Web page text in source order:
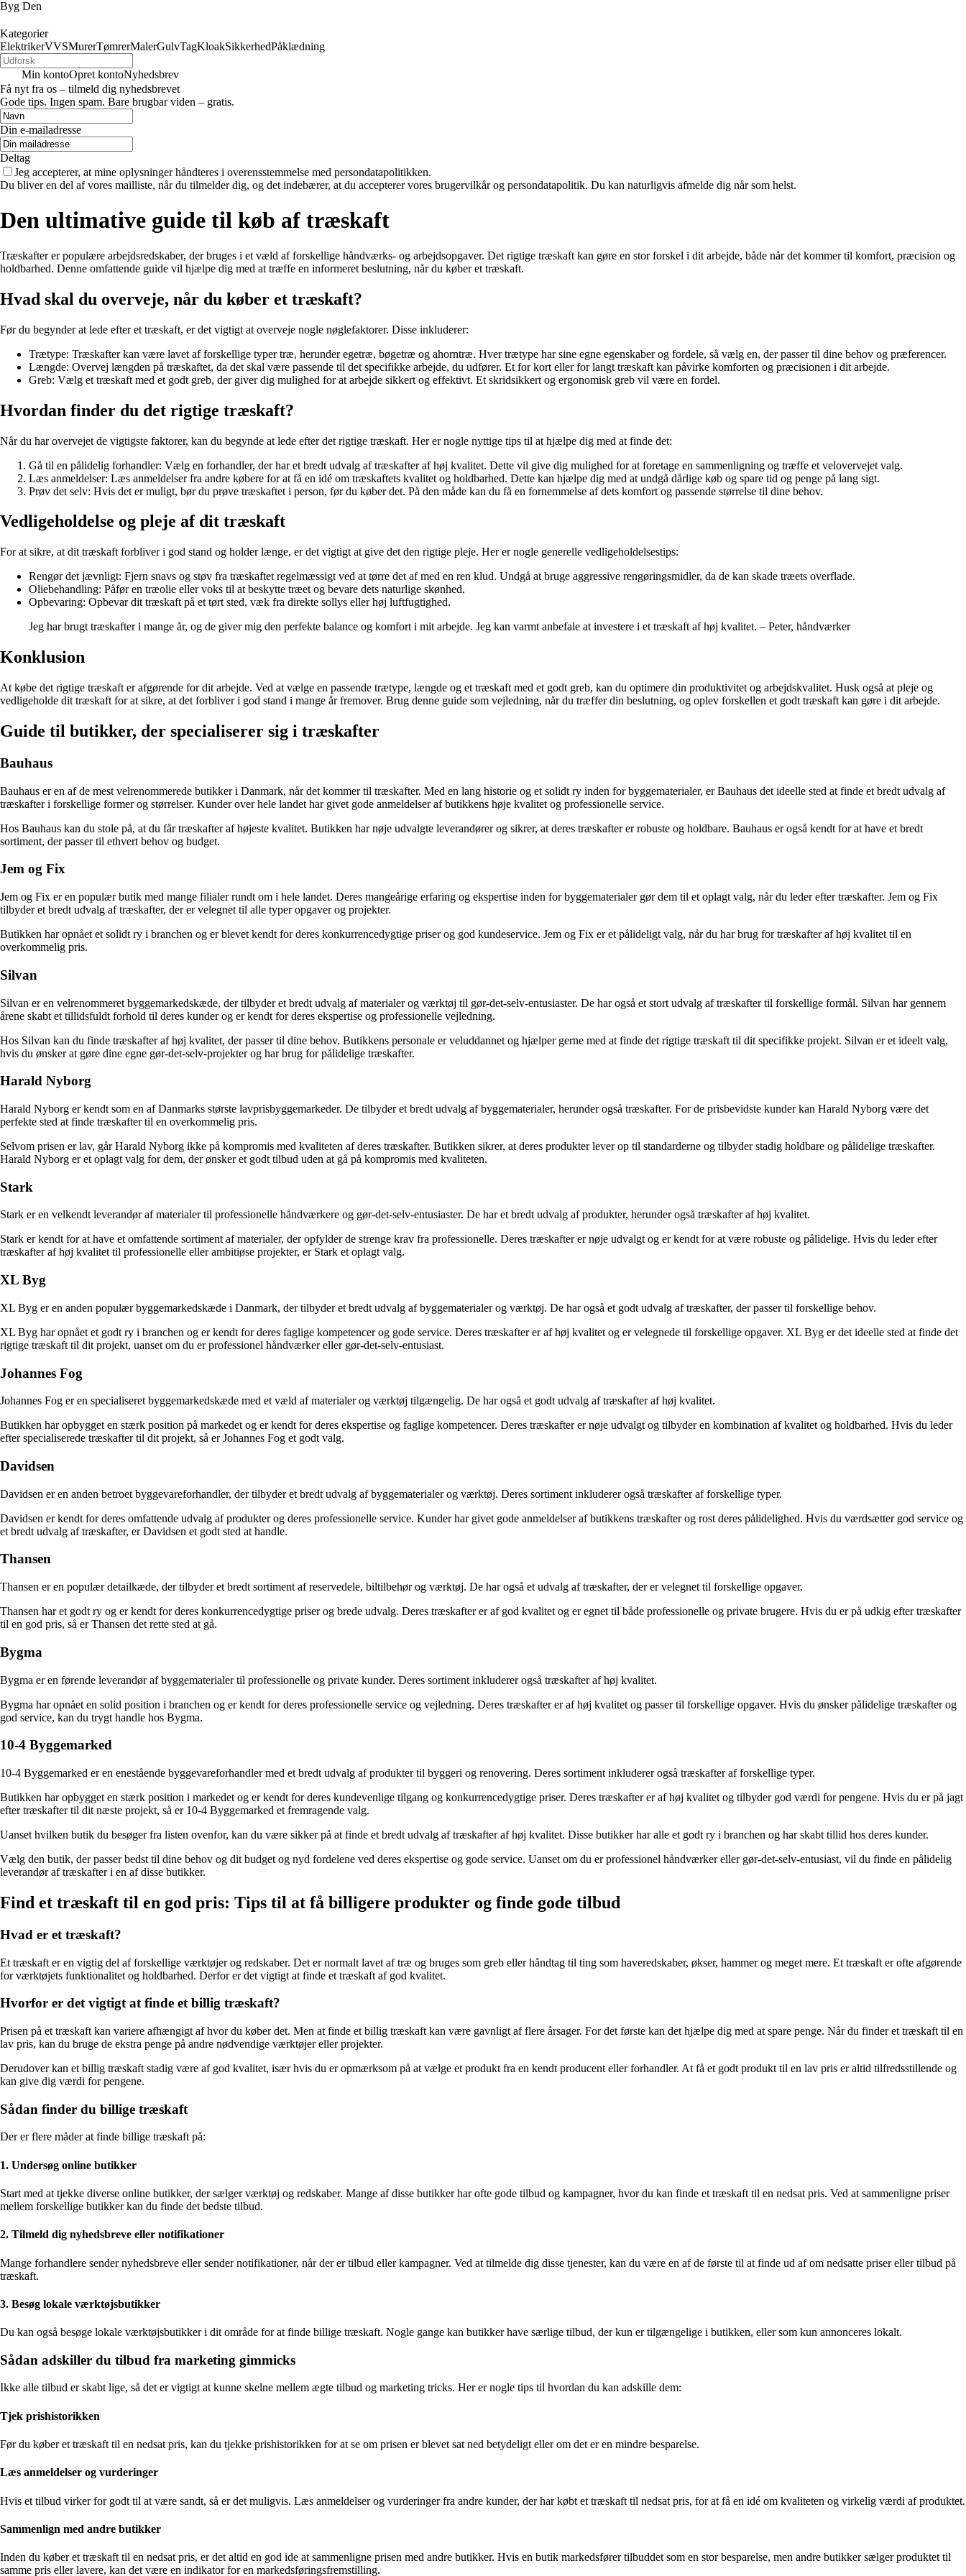
Byg Den
Kategorier
ElektrikerVVSMurerTømrerMalerGulvTagKloakSikkerhedPåklædning
Min kontoOpret kontoNyhedsbrev
Få nyt fra os – tilmeld dig nyhedsbrevet
Gode tips. Ingen spam. Bare brugbar viden – gratis.
Din e-mailadresse
Deltag
Jeg accepterer, at mine oplysninger håndteres i overensstemmelse med persondatapolitikken.
Du bliver en del af vores mailliste, når du tilmelder dig, og det indebærer, at du accepterer vores brugervilkår og persondatapolitik. Du kan naturligvis afmelde dig når som helst.
Den ultimative guide til køb af træskaft
Træskafter er populære arbejdsredskaber, der bruges i et væld af forskellige håndværks- og arbejdsopgaver. Det rigtige træskaft kan gøre en stor forskel i dit arbejde, både når det kommer til komfort, præcision og
holdbarhed. Denne omfattende guide vil hjælpe dig med at træffe en informeret beslutning, når du køber et træskaft.
Hvad skal du overveje, når du køber et træskaft?
Før du begynder at lede efter et træskaft, er det vigtigt at overveje nogle nøglefaktorer. Disse inkluderer:
Trætype: Træskafter kan være lavet af forskellige typer træ, herunder egetræ, bøgetræ og ahorntræ. Hver trætype har sine egne egenskaber og fordele, så vælg en, der passer til dine behov og præferencer.
Længde: Overvej længden på træskaftet, da det skal være passende til det specifikke arbejde, du udfører. Et for kort eller for langt træskaft kan påvirke komforten og præcisionen i dit arbejde.
Greb: Vælg et træskaft med et godt greb, der giver dig mulighed for at arbejde sikkert og effektivt. Et skridsikkert og ergonomisk greb vil være en fordel.
Hvordan finder du det rigtige træskaft?
Når du har overvejet de vigtigste faktorer, kan du begynde at lede efter det rigtige træskaft. Her er nogle nyttige tips til at hjælpe dig med at finde det:
Gå til en pålidelig forhandler: Vælg en forhandler, der har et bredt udvalg af træskafter af høj kvalitet. Dette vil give dig mulighed for at foretage en sammenligning og træffe et velovervejet valg.
Læs anmeldelser: Læs anmeldelser fra andre købere for at få en idé om træskaftets kvalitet og holdbarhed. Dette kan hjælpe dig med at undgå dårlige køb og spare tid og penge på lang sigt.
Prøv det selv: Hvis det er muligt, bør du prøve træskaftet i person, før du køber det. På den måde kan du få en fornemmelse af dets komfort og passende størrelse til dine behov.
Vedligeholdelse og pleje af dit træskaft
For at sikre, at dit træskaft forbliver i god stand og holder længe, er det vigtigt at give det den rigtige pleje. Her er nogle generelle vedligeholdelsestips:
Rengør det jævnligt: Fjern snavs og støv fra træskaftet regelmæssigt ved at tørre det af med en ren klud. Undgå at bruge aggressive rengøringsmidler, da de kan skade træets overflade.
Oliebehandling: Påfør en træolie eller voks til at beskytte træet og bevare dets naturlige skønhed.
Opbevaring: Opbevar dit træskaft på et tørt sted, væk fra direkte sollys eller høj luftfugtighed.
Jeg har brugt træskafter i mange år, og de giver mig den perfekte balance og komfort i mit arbejde. Jeg kan varmt anbefale at investere i et træskaft af høj kvalitet. – Peter, håndværker
Konklusion
At købe det rigtige træskaft er afgørende for dit arbejde. Ved at vælge en passende trætype, længde og et træskaft med et godt greb, kan du optimere din produktivitet og arbejdskvalitet. Husk også at pleje og
vedligeholde dit træskaft for at sikre, at det forbliver i god stand i mange år fremover. Brug denne guide som vejledning, når du træffer din beslutning, og oplev forskellen et godt træskaft kan gøre i dit arbejde.
Guide til butikker, der specialiserer sig i træskafter
Bauhaus
Bauhaus er en af de mest velrenommerede butikker i Danmark, når det kommer til træskafter. Med en lang historie og et solidt ry inden for byggematerialer, er Bauhaus det ideelle sted at finde et bredt udvalg af
træskafter i forskellige former og størrelser. Kunder over hele landet har givet gode anmeldelser af butikkens høje kvalitet og professionelle service.
Hos Bauhaus kan du stole på, at du får træskafter af højeste kvalitet. Butikken har nøje udvalgte leverandører og sikrer, at deres træskafter er robuste og holdbare. Bauhaus er også kendt for at have et bredt
sortiment, der passer til ethvert behov og budget.
Jem og Fix
Jem og Fix er en populær butik med mange filialer rundt om i hele landet. Deres mangeårige erfaring og ekspertise inden for byggematerialer gør dem til et oplagt valg, når du leder efter træskafter. Jem og Fix
tilbyder et bredt udvalg af træskafter, der er velegnet til alle typer opgaver og projekter.
Butikken har opnået et solidt ry i branchen og er blevet kendt for deres konkurrencedygtige priser og god kundeservice. Jem og Fix er et pålideligt valg, når du har brug for træskafter af høj kvalitet til en
overkommelig pris.
Silvan
Silvan er en velrenommeret byggemarkedskæde, der tilbyder et bredt udvalg af materialer og værktøj til gør-det-selv-entusiaster. De har også et stort udvalg af træskafter til forskellige formål. Silvan har gennem
årene skabt et tillidsfuldt forhold til deres kunder og er kendt for deres ekspertise og professionelle vejledning.
Hos Silvan kan du finde træskafter af høj kvalitet, der passer til dine behov. Butikkens personale er veluddannet og hjælper gerne med at finde det rigtige træskaft til dit specifikke projekt. Silvan er et ideelt valg,
hvis du ønsker at gøre dine egne gør-det-selv-projekter og har brug for pålidelige træskafter.
Harald Nyborg
Harald Nyborg er kendt som en af Danmarks største lavprisbyggemarkeder. De tilbyder et bredt udvalg af byggematerialer, herunder også træskafter. For de prisbevidste kunder kan Harald Nyborg være det
perfekte sted at finde træskafter til en overkommelig pris.
Selvom prisen er lav, går Harald Nyborg ikke på kompromis med kvaliteten af deres træskafter. Butikken sikrer, at deres produkter lever op til standarderne og tilbyder stadig holdbare og pålidelige træskafter.
Harald Nyborg er et oplagt valg for dem, der ønsker et godt tilbud uden at gå på kompromis med kvaliteten.
Stark
Stark er en velkendt leverandør af materialer til professionelle håndværkere og gør-det-selv-entusiaster. De har et bredt udvalg af produkter, herunder også træskafter af høj kvalitet.
Stark er kendt for at have et omfattende sortiment af materialer, der opfylder de strenge krav fra professionelle. Deres træskafter er nøje udvalgt og er kendt for at være robuste og pålidelige. Hvis du leder efter
træskafter af høj kvalitet til professionelle eller ambitiøse projekter, er Stark et oplagt valg.
XL Byg
XL Byg er en anden populær byggemarkedskæde i Danmark, der tilbyder et bredt udvalg af byggematerialer og værktøj. De har også et godt udvalg af træskafter, der passer til forskellige behov.
XL Byg har opnået et godt ry i branchen og er kendt for deres faglige kompetencer og gode service. Deres træskafter er af høj kvalitet og er velegnede til forskellige opgaver. XL Byg er det ideelle sted at finde det
rigtige træskaft til dit projekt, uanset om du er professionel håndværker eller gør-det-selv-entusiast.
Johannes Fog
Johannes Fog er en specialiseret byggemarkedskæde med et væld af materialer og værktøj tilgængelig. De har også et godt udvalg af træskafter af høj kvalitet.
Butikken har opbygget en stærk position på markedet og er kendt for deres ekspertise og faglige kompetencer. Deres træskafter er nøje udvalgt og tilbyder en kombination af kvalitet og holdbarhed. Hvis du leder
efter specialiserede træskafter til dit projekt, så er Johannes Fog et godt valg.
Davidsen
Davidsen er en anden betroet byggevareforhandler, der tilbyder et bredt udvalg af byggematerialer og værktøj. Deres sortiment inkluderer også træskafter af forskellige typer.
Davidsen er kendt for deres omfattende udvalg af produkter og deres professionelle service. Kunder har givet gode anmeldelser af butikkens træskafter og rost deres pålidelighed. Hvis du værdsætter god service og
et bredt udvalg af træskafter, er Davidsen et godt sted at handle.
Thansen
Thansen er en populær detailkæde, der tilbyder et bredt sortiment af reservedele, biltilbehør og værktøj. De har også et udvalg af træskafter, der er velegnet til forskellige opgaver.
Thansen har et godt ry og er kendt for deres konkurrencedygtige priser og brede udvalg. Deres træskafter er af god kvalitet og er egnet til både professionelle og private brugere. Hvis du er på udkig efter træskafter
til en god pris, så er Thansen det rette sted at gå.
Bygma
Bygma er en førende leverandør af byggematerialer til professionelle og private kunder. Deres sortiment inkluderer også træskafter af høj kvalitet.
Bygma har opnået en solid position i branchen og er kendt for deres professionelle service og vejledning. Deres træskafter er af høj kvalitet og passer til forskellige opgaver. Hvis du ønsker pålidelige træskafter og
god service, kan du trygt handle hos Bygma.
10-4 Byggemarked
10-4 Byggemarked er en enestående byggevareforhandler med et bredt udvalg af produkter til byggeri og renovering. Deres sortiment inkluderer også træskafter af forskellige typer.
Butikken har opbygget en stærk position i markedet og er kendt for deres kundevenlige tilgang og konkurrencedygtige priser. Deres træskafter er af høj kvalitet og tilbyder god værdi for pengene. Hvis du er på jagt
efter træskafter til dit næste projekt, så er 10-4 Byggemarked et fremragende valg.
Uanset hvilken butik du besøger fra listen ovenfor, kan du være sikker på at finde et bredt udvalg af træskafter af høj kvalitet. Disse butikker har alle et godt ry i branchen og har skabt tillid hos deres kunder.
Vælg den butik, der passer bedst til dine behov og dit budget og nyd fordelene ved deres ekspertise og gode service. Uanset om du er professionel håndværker eller gør-det-selv-entusiast, vil du finde en pålidelig
leverandør af træskafter i en af disse butikker.
Find et træskaft til en god pris: Tips til at få billigere produkter og finde gode tilbud
Hvad er et træskaft?
Et træskaft er en vigtig del af forskellige værktøjer og redskaber. Det er normalt lavet af træ og bruges som greb eller håndtag til ting som haveredskaber, økser, hammer og meget mere. Et træskaft er ofte afgørende
for værktøjets funktionalitet og holdbarhed. Derfor er det vigtigt at finde et træskaft af god kvalitet.
Hvorfor er det vigtigt at finde et billig træskaft?
Prisen på et træskaft kan variere afhængigt af hvor du køber det. Men at finde et billig træskaft kan være gavnligt af flere årsager. For det første kan det hjælpe dig med at spare penge. Når du finder et træskaft til en
lav pris, kan du bruge de ekstra penge på andre nødvendige værktøjer eller projekter.
Derudover kan et billig træskaft stadig være af god kvalitet, især hvis du er opmærksom på at vælge et produkt fra en kendt producent eller forhandler. At få et godt produkt til en lav pris er altid tilfredsstillende og
kan give dig værdi for pengene.
Sådan finder du billige træskaft
Der er flere måder at finde billige træskaft på:
1. Undersøg online butikker
Start med at tjekke diverse online butikker, der sælger værktøj og redskaber. Mange af disse butikker har ofte gode tilbud og kampagner, hvor du kan finde et træskaft til en nedsat pris. Ved at sammenligne priser
mellem forskellige butikker kan du finde det bedste tilbud.
2. Tilmeld dig nyhedsbreve eller notifikationer
Mange forhandlere sender nyhedsbreve eller sender notifikationer, når der er tilbud eller kampagner. Ved at tilmelde dig disse tjenester, kan du være en af de første til at finde ud af om nedsatte priser eller tilbud på
træskaft.
3. Besøg lokale værktøjsbutikker
Du kan også besøge lokale værktøjsbutikker i dit område for at finde billige træskaft. Nogle gange kan butikker have særlige tilbud, der kun er tilgængelige i butikken, eller som kun annonceres lokalt.
Sådan adskiller du tilbud fra marketing gimmicks
Ikke alle tilbud er skabt lige, så det er vigtigt at kunne skelne mellem ægte tilbud og marketing tricks. Her er nogle tips til hvordan du kan adskille dem:
Tjek prishistorikken
Før du køber et træskaft til en nedsat pris, kan du tjekke prishistorikken for at se om prisen er blevet sat ned betydeligt eller om det er en mindre besparelse.
Læs anmeldelser og vurderinger
Hvis et tilbud virker for godt til at være sandt, så er det muligvis. Læs anmeldelser og vurderinger fra andre kunder, der har købt et træskaft til nedsat pris, for at få en idé om kvaliteten og virkelig værdi af produktet.
Sammenlign med andre butikker
Inden du køber et træskaft til en nedsat pris, er det altid en god ide at sammenligne prisen med andre butikker. Hvis en butik markedsfører tilbuddet som en stor besparelse, men andre butikker sælger produktet til
samme pris eller lavere, kan det være en indikator for en markedsføringsfremstilling.